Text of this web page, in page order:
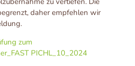
daher empfehlen wir
zum
PICHL_10_2024